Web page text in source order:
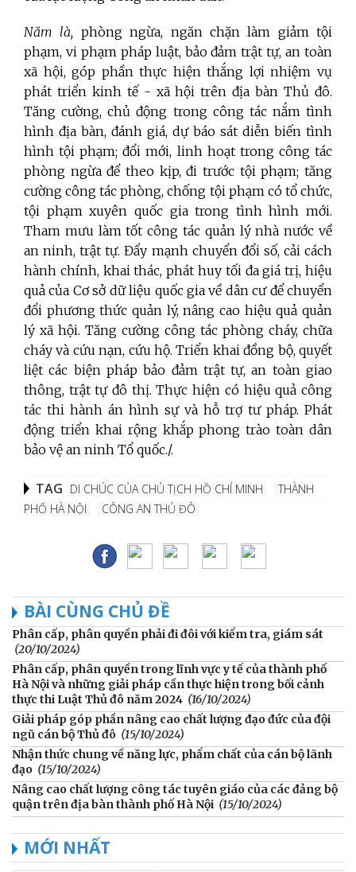
Năm là, phòng ngừa, ngăn chặn làm giảm tội
phạm, vi phạm pháp luật, bảo đảm trật tự, an toàn
xã hội, góp phần thực hiện thắng lợi nhiệm vụ
phát triển kinh tế - xã hội trên địa bàn Thủ đô.
Tăng cường, chủ động trong công tác nắm tình
hình địa bàn, đánh giá, dự báo sát diễn biến tình
hình tội phạm; đổi mới, linh hoạt trong công tác
phòng ngừa để theo kịp, đi trước tội phạm; tăng
cường công tác phòng, chống tội phạm có tổ chức,
tội phạm xuyên quốc gia trong tình hình mới.
Tham mưu làm tốt công tác quản lý nhà nước về
an ninh, trật tự. Đẩy mạnh chuyển đổi số, cải cách
hành chính, khai thác, phát huy tối đa giá trị, hiệu
quả của Cơ sở dữ liệu quốc gia về dân cư để chuyển
đổi phương thức quản lý, nâng cao hiệu quả quản
lý xã hội. Tăng cường công tác phòng cháy, chữa
cháy và cứu nạn, cứu hộ. Triển khai đồng bộ, quyết
liệt các biện pháp bảo đảm trật tự, an toàn giao
thông, trật tự đô thị. Thực hiện có hiệu quả công
tác thi hành án hình sự và hỗ trợ tư pháp. Phát
động triển khai rộng khắp phong trào toàn dân
bảo vệ an ninh Tổ quốc./.
TAG DI CHÚC CỦA CHỦ TỊCH HỒ CHÍ MINH
THÀNH
PHỐ HÀ NỘI
CÔNG AN THỦ ĐÔ
BÀI CÙNG CHỦ ĐỀ
Phân cấp, phân quyền phải đi đôi với kiểm tra, giám sát
(20/10/2024)
Phân cấp, phân quyền trong lĩnh vực y tế của thành phố
Hà Nội và những giải pháp cần thực hiện trong bối cảnh
thực thi Luật Thủ đô năm 2024 (16/10/2024)
Giải pháp góp phần nâng cao chất lượng đạo đức của đội
ngũ cán bộ Thủ đô (15/10/2024)
Nhận thức chung về năng lực, phẩm chất của cán bộ lãnh
đạo (15/10/2024)
Nâng cao chất lượng công tác tuyên giáo của các đảng bộ
quận trên địa bàn thành phố Hà Nội (15/10/2024)
MỚI NHẤT